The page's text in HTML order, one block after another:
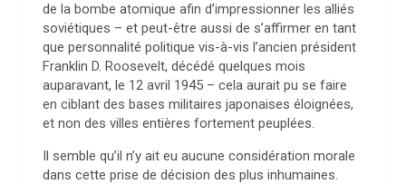
de la bombe atomique afin d’impressionner les alliés
soviétiques – et peut-être aussi de s’affirmer en tant
que personnalité politique vis-à-vis l’ancien président
Franklin D. Roosevelt, décédé quelques mois
auparavant, le 12 avril 1945 – cela aurait pu se faire
en ciblant des bases militaires japonaises éloignées,
et non des villes entières fortement peuplées.
Il semble qu’il n’y ait eu aucune considération morale
dans cette prise de décision des plus inhumaines.